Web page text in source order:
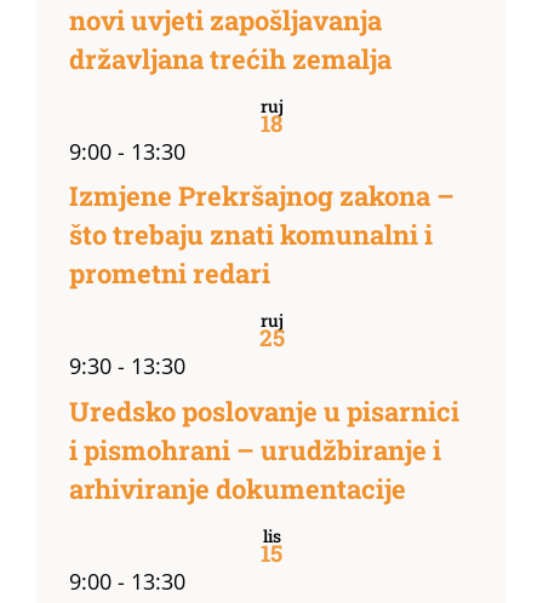
novi uvjeti zapošljavanja
državljana trećih zemalja
ruj
18
9:00 - 13:30
Izmjene Prekršajnog zakona –
što trebaju znati komunalni i
prometni redari
ruj
25
9:30 - 13:30
Uredsko poslovanje u pisarnici
i pismohrani – urudžbiranje i
arhiviranje dokumentacije
lis
15
9:00 - 13:30